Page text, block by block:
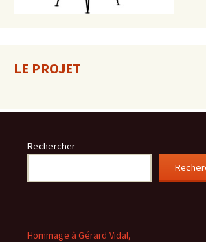
LE PROJET
Rechercher
Hommage à Gérard Vidal,